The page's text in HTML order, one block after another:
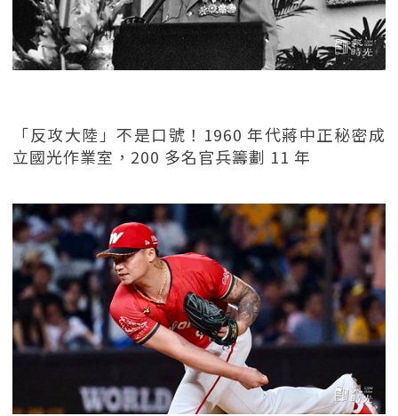
「反攻大陸」不是口號！1960 年代蔣中正秘密成
立國光作業室，200 多名官兵籌劃 11 年